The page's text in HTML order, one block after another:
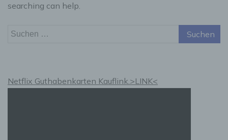
searching can help.
Suchen
Netflix Guthabenkarten Kauflink.>LINK<